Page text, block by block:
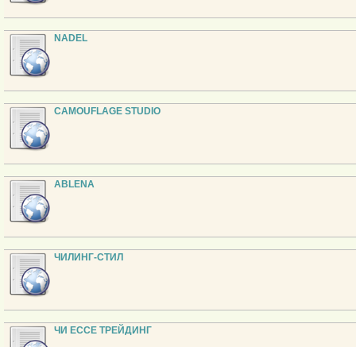
NADEL
CAMOUFLAGE STUDIO
ABLENA
ЧИЛИНГ-СТИЛ
ЧИ ЕССЕ ТРЕЙДИНГ